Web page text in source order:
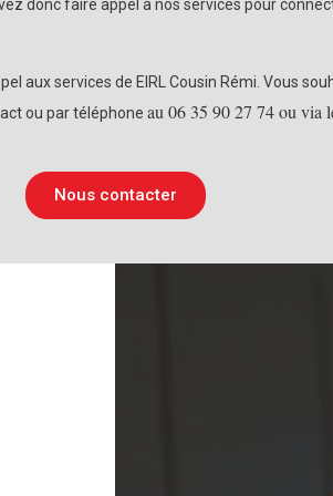
donc faire appel à nos services pour
aux services de EIRL Cousin Rémi. Vous
ou par téléphone au 06 35 90 27 74 ou via
Nous contacter